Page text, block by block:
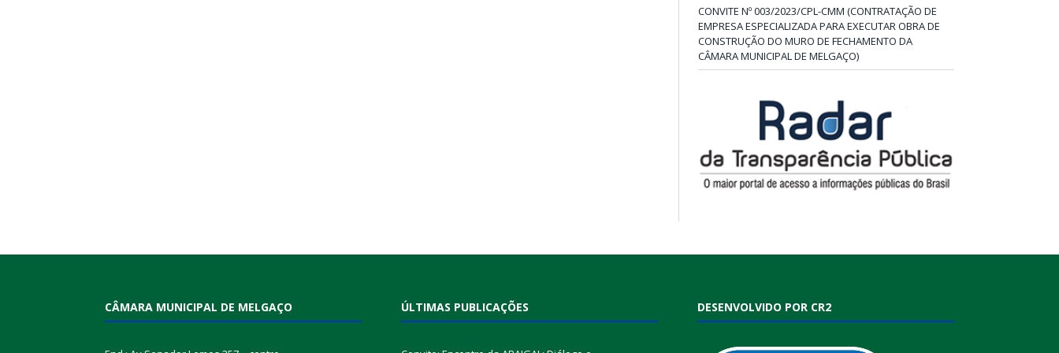
CONVITE Nº 003/2023/CPL-CMM (CONTRATAÇÃO DE
EMPRESA ESPECIALIZADA PARA EXECUTAR OBRA DE
CONSTRUÇÃO DO MURO DE FECHAMENTO DA
CÂMARA MUNICIPAL DE MELGAÇO)
CÂMARA MUNICIPAL DE MELGAÇO ÚLTIMAS PUBLICAÇÕES DESENVOLVIDO POR CR2